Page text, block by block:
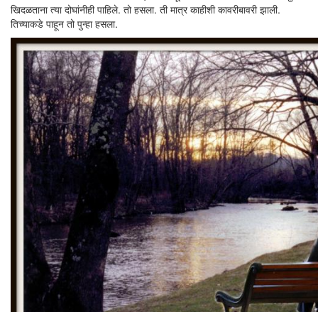
खिदळताना त्या दोघांनीही पाहिले. तो हसला. ती मात्र काहीशी कावरीबावरी झाली.
तिच्याकडे पाहून तो पुन्हा हसला.